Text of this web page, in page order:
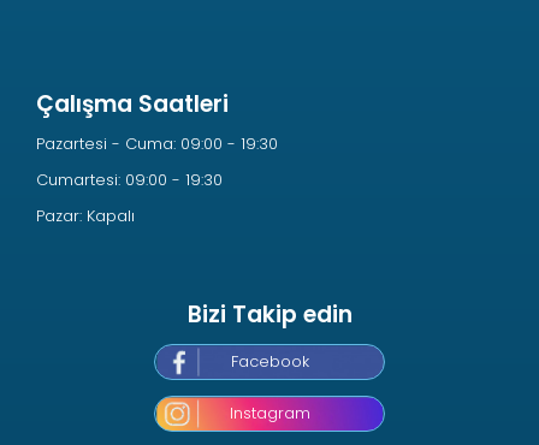
Çalışma Saatleri
Pazartesi - Cuma: 09:00 - 19:30
Cumartesi: 09:00 - 19:30
Pazar: Kapalı
Bizi Takip edin
Facebook
Instagram